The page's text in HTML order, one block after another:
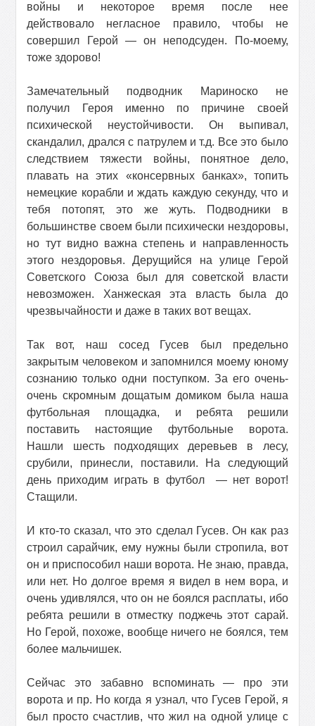
войны и некоторое время после нее
действовало негласное правило, чтобы не
совершил Герой — он неподсуден. По-моему,
тоже здорово!
Замечательный подводник Мариноско не
получил Героя именно по причине своей
психической неустойчивости. Он выпивал,
скандалил, дрался с патрулем и т.д. Все это было
следствием тяжести войны, понятное дело,
плавать на этих «консервных банках», топить
немецкие корабли и ждать каждую секунду, что и
тебя потопят, это же жуть. Подводники в
большинстве своем были психически нездоровы,
но тут видно важна степень и направленность
этого нездоровья. Дерущийся на улице Герой
Советского Союза был для советской власти
невозможен. Ханжеская эта власть была до
чрезвычайности и даже в таких вот вещах.
Так вот, наш сосед Гусев был предельно
закрытым человеком и запомнился моему юному
сознанию только одни поступком. За его очень-
очень скромным дощатым домиком была наша
футбольная площадка, и ребята решили
поставить настоящие футбольные ворота.
Нашли шесть подходящих деревьев в лесу,
срубили, принесли, поставили. На следующий
день приходим играть в футбол
— нет ворот!
Стащили.
И кто-то сказал, что это сделал Гусев. Он как раз
строил сарайчик, ему нужны были стропила, вот
он и приспособил наши ворота. Не знаю, правда,
или нет. Но долгое время я видел в нем вора, и
очень удивлялся, что он не боялся расплаты, ибо
ребята решили в отместку поджечь этот сарай.
Но Герой, похоже, вообще ничего не боялся, тем
более мальчишек.
Сейчас это забавно вспоминать — про эти
ворота и пр. Но когда я узнал, что Гусев Герой, я
был просто счастлив, что жил на одной улице с